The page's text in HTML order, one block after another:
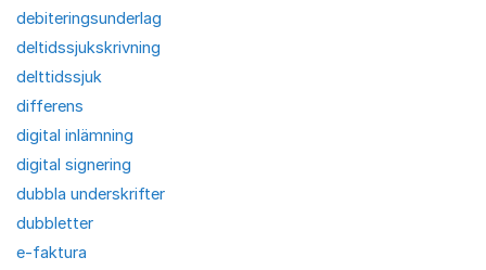
debiteringsunderlag
deltidssjukskrivning
delttidssjuk
differens
digital inlämning
digital signering
dubbla underskrifter
dubbletter
e-faktura